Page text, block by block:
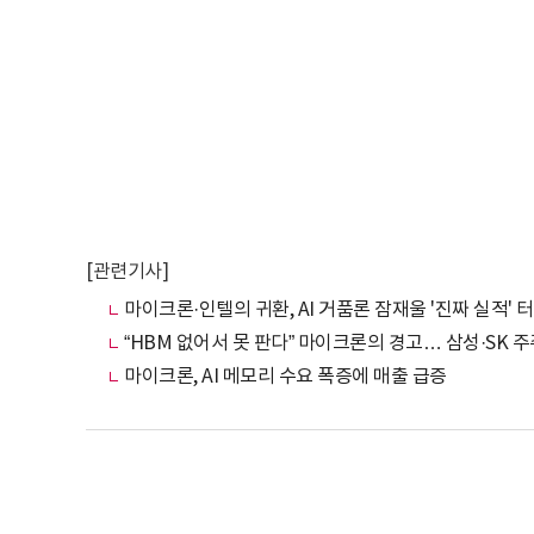
[관련기사]
마이크론·인텔의 귀환, AI 거품론 잠재울 '진짜 실적'
“HBM 없어서 못 판다” 마이크론의 경고… 삼성·SK 주
마이크론, AI 메모리 수요 폭증에 매출 급증